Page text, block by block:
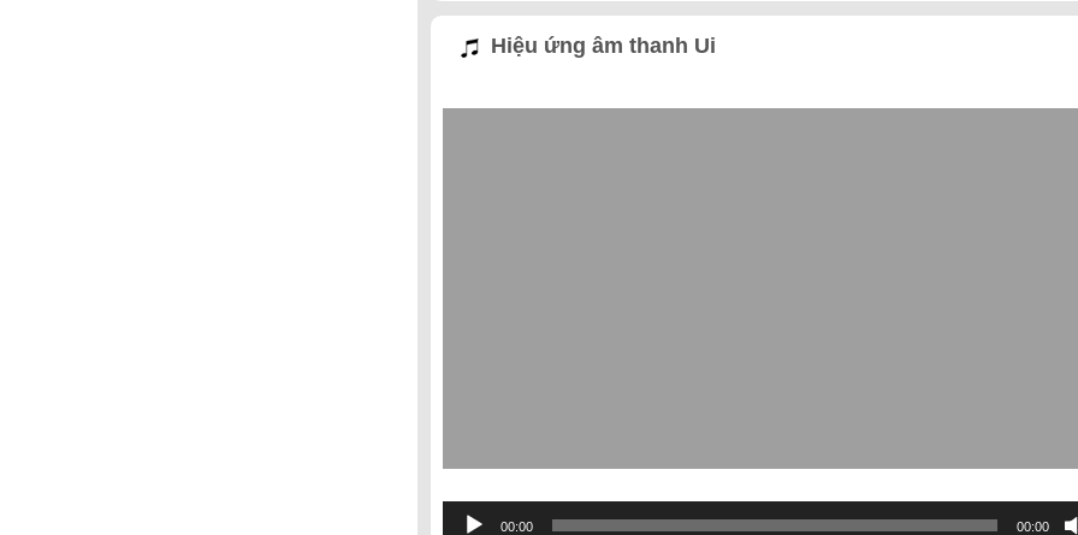
Hiệu ứng âm thanh Ui
Trình
00:00 00:00